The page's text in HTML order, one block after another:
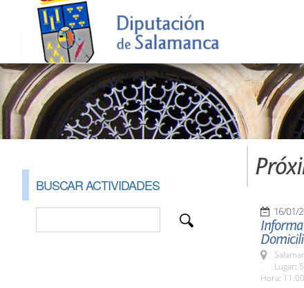
BUSCAR ACTIVIDADES
16/01/
Lugar:
Hora: